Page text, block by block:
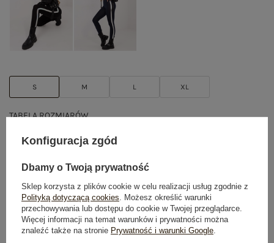
S M L XL
TABELA ROZMIARÓW
DODAJ DO KOSZYKA
Dostawa od 7,99 zł
Konfiguracja zgód
Dbamy o Twoją prywatność
Sklep korzysta z plików cookie w celu realizacji usług zgodnie z
Polityką dotyczącą cookies. Możesz określić warunki
przechowywania lub dostępu do cookie w Twojej przeglądarce.
Więcej informacji na temat warunków i prywatności można
znaleźć także na stronie Prywatność i warunki Google.